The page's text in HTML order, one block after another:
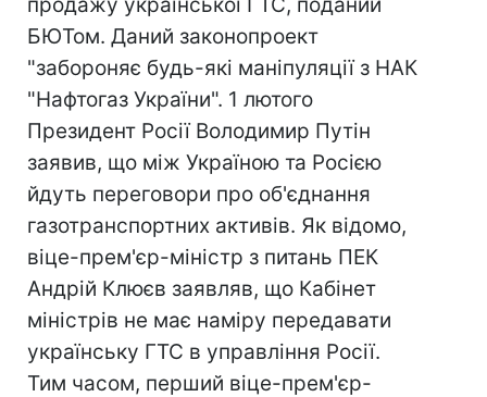
БЮТом. Даний законопроект
"забороняє будь-які маніпуляції з НАК
"Нафтогаз України". 1 лютого
Президент Росії Володимир Путін
заявив, що між Україною та Росією
йдуть переговори про об'єднання
газотранспортних активів. Як відомо,
віце-прем'єр-міністр з питань ПЕК
Андрій Клюєв заявляв, що Кабінет
міністрів не має наміру передавати
українську ГТС в управління Росії.
Тим часом, перший віце-прем'єр-